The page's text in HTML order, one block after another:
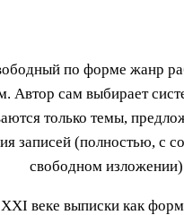
по форме жанр
Автор сам выбирает
только темы,
записей (полностью, с
свободном
веке выписки как